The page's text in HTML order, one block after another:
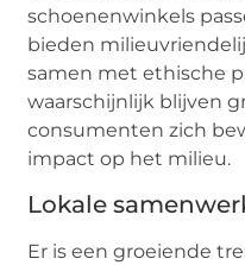
schoenenwinkels
bieden
samen met ethische
waarschijnlijk blijven
consumenten zich
impact op het milieu.
Lokale
Er is een groeiende